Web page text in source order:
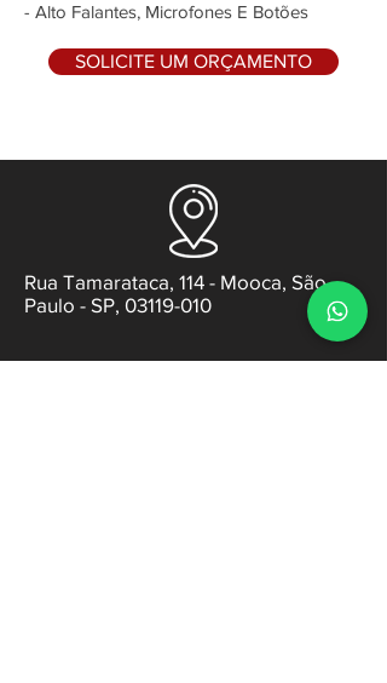
- Alto Falantes, Microfones E Botões
SOLICITE UM ORÇAMENTO
Rua Tamarataca, 114 - Mooca, São
Paulo - SP, 03119-010